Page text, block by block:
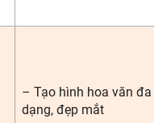
– Tạo hình hoa văn đa
dạng, đẹp mắt